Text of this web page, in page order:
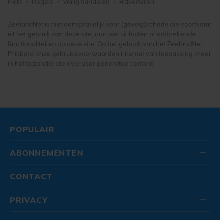
buitenspeelgoed
tuin, vijver en terras
bloemen en planten
ZeelandNet is niet aansprakelijk voor (gevolg)schade die voortkomt
uit het gebruik van deze site, dan wel uit fouten of ontbrekende
functionaliteiten op deze site. Op het gebruik van het ZeelandNet
Prikbord onze gebruiksvoorwaarden internet van toepassing, meer
in het bijzonder die over user generated content.
POPULAIR
ABONNEMENTEN
CONTACT
PRIVACY